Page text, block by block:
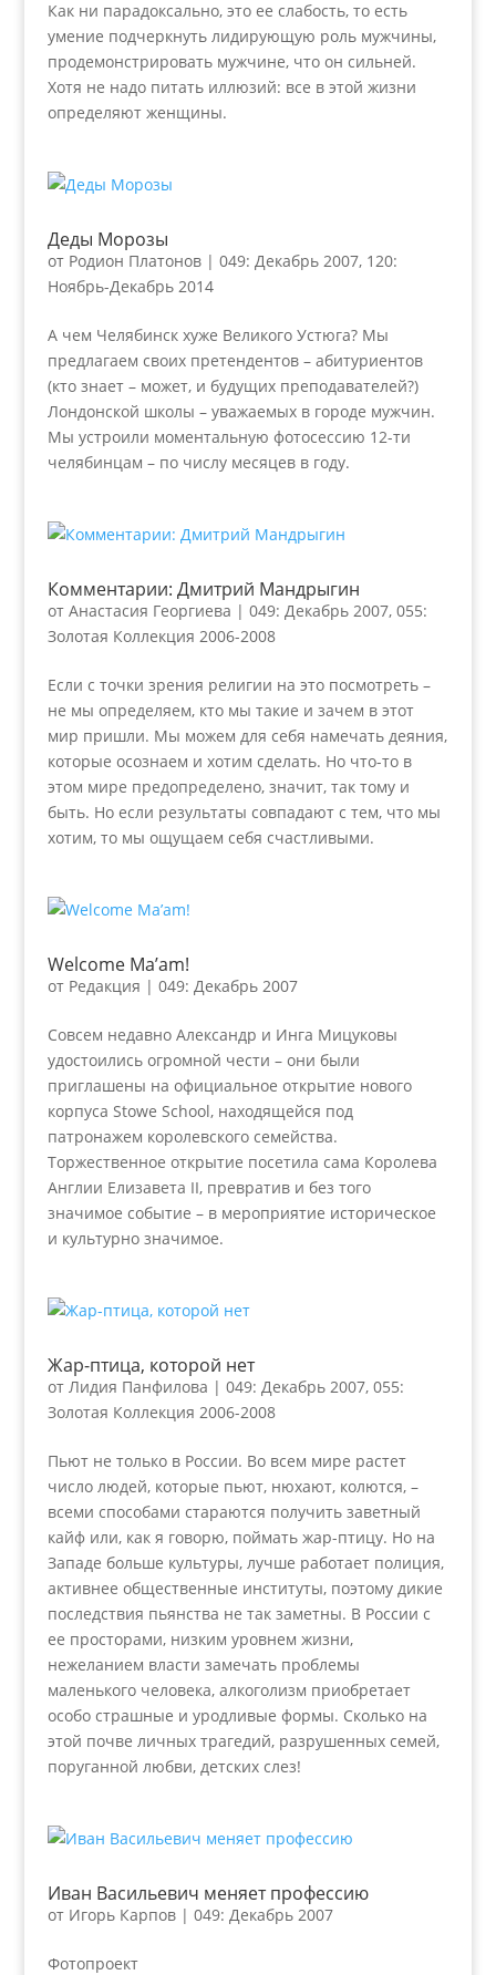
Как ни парадоксально, это ее слабость, то есть
умение подчеркнуть лидирующую роль мужчины,
продемонстрировать мужчине, что он сильней.
Хотя не надо питать иллюзий: все в этой жизни
определяют женщины.
Деды Морозы
от Родион Платонов| 049: Декабрь 2007, 120:
Ноябрь-Декабрь 2014
А чем Челябинск хуже Великого Устюга? Мы
предлагаем своих претендентов – абитуриентов
(кто знает – может, и будущих преподавателей?)
Лондонской школы – уважаемых в городе мужчин.
Мы устроили моментальную фотосессию 12-ти
челябинцам – по числу месяцев в году.
Комментарии: Дмитрий Мандрыгин
от Анастасия Георгиева | 049: Декабрь 2007, 055:
Золотая Коллекция 2006-2008
Если с точки зрения религии на это посмотреть –
не мы определяем, кто мы такие и зачем в этот
мир пришли. Мы можем для себя намечать деяния,
которые осознаем и хотим сделать. Но что-то в
этом мире предопределено, значит, так тому и
быть. Но если результаты совпадают с тем, что мы
хотим, то мы ощущаем себя счастливыми.
Welcome Ma’am!
от Редакция | 049: Декабрь 2007
Совсем недавно Александр и Инга Мицуковы
удостоились огромной чести – они были
приглашены на официальное открытие нового
корпуса Stowe School, находящейся под
патронажем королевского семейства.
Торжественное открытие посетила сама Королева
Англии Елизавета II, превратив и без того
значимое событие – в мероприятие историческое
и культурно значимое.
Жар-птица, которой нет
от Лидия Панфилова | 049: Декабрь 2007, 055:
Золотая Коллекция 2006-2008
Пьют не только в России. Во всем мире растет
число людей, которые пьют, нюхают, колются, –
всеми способами стараются получить заветный
кайф или, как я говорю, поймать жар-птицу. Но на
Западе больше культуры, лучше работает полиция,
активнее общественные институты, поэтому дикие
последствия пьянства не так заметны. В России с
ее просторами, низким уровнем жизни,
нежеланием власти замечать проблемы
маленького человека, алкоголизм приобретает
особо страшные и уродливые формы. Сколько на
этой почве личных трагедий, разрушенных семей,
поруганной любви, детских слез!
Иван Васильевич меняет профессию
от Игорь Карпов| 049: Декабрь 2007
Фотопроект